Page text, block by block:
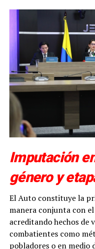
Imputación
género y
El Auto constituye la
manera conjunta con el
acreditando hechos de
combatientes como
pobladores o en medio